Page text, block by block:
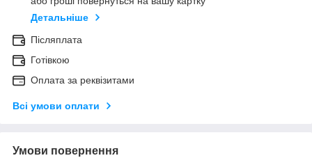
Детальніше
Післяплата
Готівкою
Оплата за реквізитами
Всі умови оплати
Умови повернення